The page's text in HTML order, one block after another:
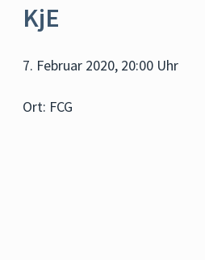
KjE
7. Februar 2020, 20:00 Uhr
Ort: FCG